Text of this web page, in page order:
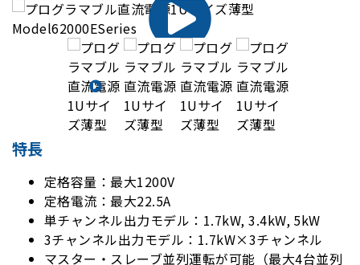
特長
定格容量：最大1200V
定格電流：最大22.5A
単チャンネル出力モデル：1.7kW, 3.4kW, 5kW
3チャンネル出力モデル：1.7kW×3チャンネル
マスター・スレーブ並列運転が可能（最大4台並列